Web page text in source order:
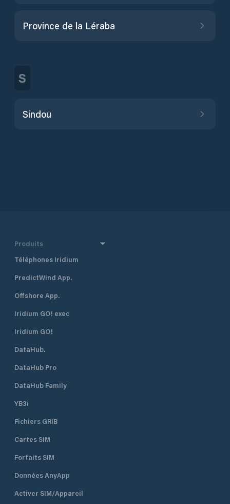
Province de la Léraba
S
Sindou
Produits
Téléphones Iridium
PredictWind App.
Offshore App.
Iridium GO! exec
Iridium GO!
DataHub.
DataHub Pro
DataHub Family
YB3i
Fichiers GRIB
Cartes SIM
Forfaits SIM
Données AnyApp
Activer SIM/Appareil